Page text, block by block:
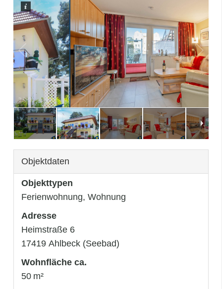
3/23
Objektdaten
Objekttypen
Ferienwohnung, Wohnung
Adresse
Heimstraße 6
17419 Ahlbeck (Seebad)
Wohnfläche ca.
50 m²